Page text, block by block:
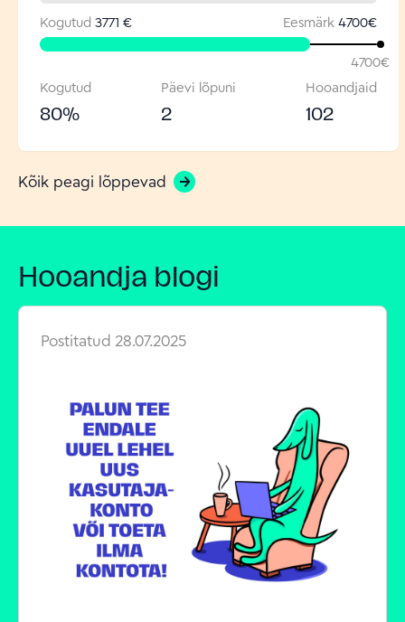
Kogutud 3771 € Eesmärk 4700€
4700€
Kogutud
80%
Päevi lõpuni
2
Hooandjaid
102
Kõik peagi lõppevad
Hooandja blogi
Postitatud 28.07.2025